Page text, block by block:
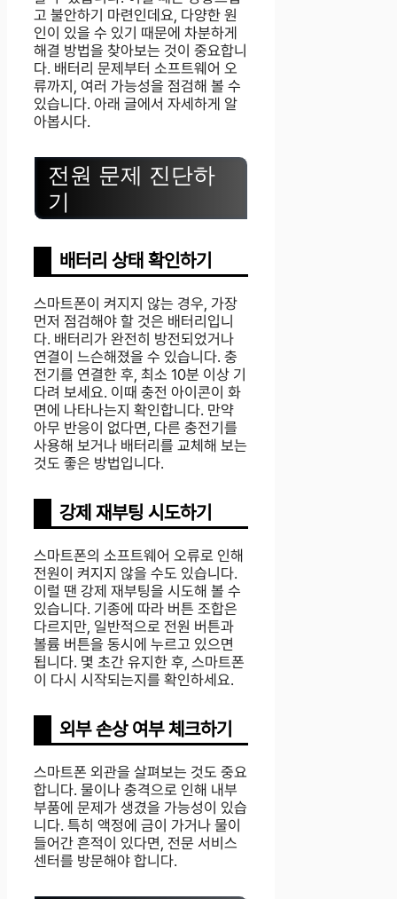
고 불안하기 마련인데요, 다양한 원
인이 있을 수 있기 때문에 차분하게
해결 방법을 찾아보는 것이 중요합니
다. 배터리 문제부터 소프트웨어 오
류까지, 여러 가능성을 점검해 볼 수
있습니다. 아래 글에서 자세하게 알
아봅시다.
전원 문제 진단하
기
배터리 상태 확인하기
스마트폰이 켜지지 않는 경우, 가장
먼저 점검해야 할 것은 배터리입니
다. 배터리가 완전히 방전되었거나
연결이 느슨해졌을 수 있습니다. 충
전기를 연결한 후, 최소 10분 이상 기
다려 보세요. 이때 충전 아이콘이 화
면에 나타나는지 확인합니다. 만약
아무 반응이 없다면, 다른 충전기를
사용해 보거나 배터리를 교체해 보는
것도 좋은 방법입니다.
강제 재부팅 시도하기
스마트폰의 소프트웨어 오류로 인해
전원이 켜지지 않을 수도 있습니다.
이럴 땐 강제 재부팅을 시도해 볼 수
있습니다. 기종에 따라 버튼 조합은
다르지만, 일반적으로 전원 버튼과
볼륨 버튼을 동시에 누르고 있으면
됩니다. 몇 초간 유지한 후, 스마트폰
이 다시 시작되는지를 확인하세요.
외부 손상 여부 체크하기
스마트폰 외관을 살펴보는 것도 중요
합니다. 물이나 충격으로 인해 내부
부품에 문제가 생겼을 가능성이 있습
니다. 특히 액정에 금이 가거나 물이
들어간 흔적이 있다면, 전문 서비스
센터를 방문해야 합니다.